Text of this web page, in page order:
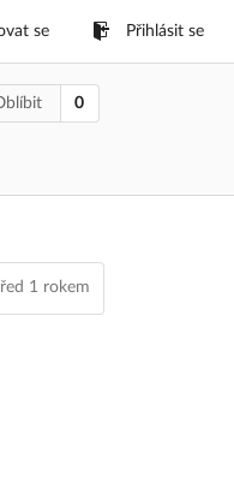
se Přihlásit se
0
1 rokem